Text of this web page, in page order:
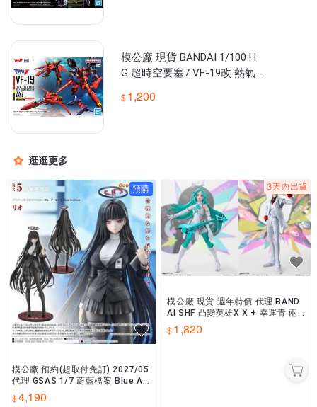
模公廠 現貨 BANDAI 1/100 H
G 超時空要塞7 VF-19改 熱氣
1,200
逛逛更多
預購
模公廠 預約(超取付免訂) 2027/05
代理 GSAS 1/7 蔚藍檔案 Blue Ar
chive 莉央 0831
4,190
模公廠 現貨 週年特價 代理 BAND
AI SHF 凸變英雄X X + 幸運青 兩
款合售
1,820